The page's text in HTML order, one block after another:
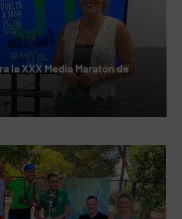
la XXX Media Maratón de